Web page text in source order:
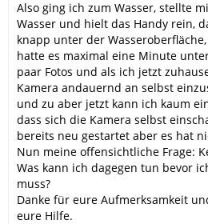
Also ging ich zum Wasser, stellte
Wasser und hielt das Handy rein,
knapp unter der
hatte es maximal eine Minute
paar Fotos und als ich jetzt
Kamera andauernd an selbst
und zu aber jetzt kann ich kaum
dass sich die Kamera selbst
bereits neu gestartet aber es hat
Nun meine offensichtliche Frage:
Was kann ich dagegen tun bevor
muss?
Danke für eure Aufmerksamkeit
eure Hilfe.